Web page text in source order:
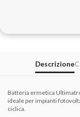
Descrizione
Batteria ermetica
ideale per impianti
ciclica.